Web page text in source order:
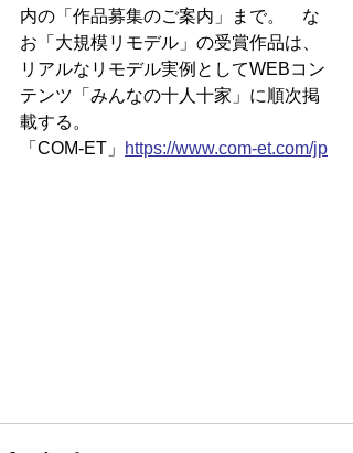
内の「作品募集のご案内」まで。　な
お「大規模リモデル」の受賞作品は、
リアルなリモデル実例としてWEBコン
テンツ「みんなの十人十家」に順次掲
載する。
「COM-ET」
https://www.com-et.com/jp